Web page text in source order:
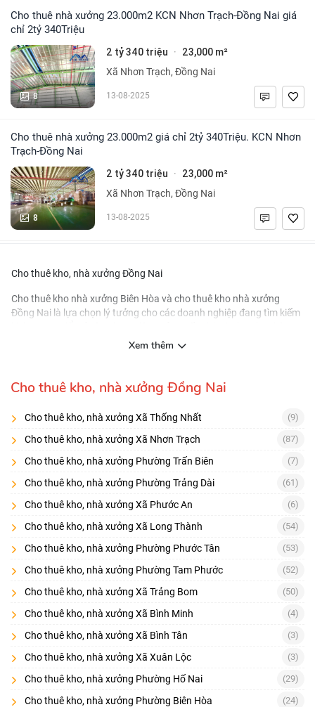
Cho thuê nhà xưởng 23.000m2 KCN Nhơn Trạch-Đồng Nai giá
chỉ 2tỷ 340Triệu
8
2 tỷ 340 triệu · 23,000 m²
Xã Nhơn Trạch, Đồng Nai
13-08-2025
Cho thuê nhà xưởng 23.000m2 giá chỉ 2tỷ 340Triệu. KCN Nhơn
Trạch-Đồng Nai
8
2 tỷ 340 triệu · 23,000 m²
Xã Nhơn Trạch, Đồng Nai
13-08-2025
Cho thuê kho, nhà xưởng Đồng Nai
Cho thuê kho nhà xưởng Biên Hòa và cho thuê kho nhà xưởng
Đồng Nai là lựa chọn lý tưởng cho các doanh nghiệp đang tìm kiếm
khu vực này được biết đến với vị trí địa lý thuận lợi và hệ thống hạ
Tại các khu công nghiệp và khu chế xuất ở Đồng Nai và Biên Hòa,
xưởng với các mức diện tích và giá cả đa dạng, cùng với nhiều tiện
ích đi kèm. Điều này không chỉ giúp tiết kiệm chi phí đầu tư ban đầu
động kinh doanh chính.
Sự phát triển không ngừng của các khu công nghiệp đã khiến thị
trường cho thuê kho, nhà xưởng tại Đồng Nai và Biên Hòa ngày
ngày càng cao của các doanh nghiệp. Với vị trí đắc địa và hệ thống
hạ tầng giao thông hiện đại, các doanh nghiệp có thể dễ dàng tiếp
vận chuyển quan trọng.
Bên cạnh đó, môi trường đầu tư thuận lợi tại Đồng Nai và Biên Hòa,
cùng với các chính sách ưu đãi từ chính quyền địa phương, cũng
nhà xưởng tại đây. Thị trường cho thuê kho, nhà xưởng tiếp tục
phát triển mạnh mẽ với sự xuất hiện của nhiều dự án mới, mang lại
cầu kinh doanh. Các nhà cung cấp dịch vụ đang không ngừng nâng
cao chất lượng và cập nhật các tiện ích mới để đáp ứng tốt hơn các
Xem thêm
Cho thuê kho, nhà xưởng Đồng Nai
Cho thuê kho, nhà xưởng Xã Thống Nhất (9)
Cho thuê kho, nhà xưởng Xã Nhơn Trạch (87)
Cho thuê kho, nhà xưởng Phường Trấn Biên (7)
Cho thuê kho, nhà xưởng Phường Trảng Dài (61)
Cho thuê kho, nhà xưởng Xã Phước An (6)
Cho thuê kho, nhà xưởng Xã Long Thành (54)
Cho thuê kho, nhà xưởng Phường Phước Tân (53)
Cho thuê kho, nhà xưởng Phường Tam Phước (52)
Cho thuê kho, nhà xưởng Xã Trảng Bom (50)
Cho thuê kho, nhà xưởng Xã Bình Minh (4)
Cho thuê kho, nhà xưởng Xã Bình Tân (3)
Cho thuê kho, nhà xưởng Xã Xuân Lộc (3)
Cho thuê kho, nhà xưởng Phường Hố Nai (29)
Cho thuê kho, nhà xưởng Phường Biên Hòa (24)